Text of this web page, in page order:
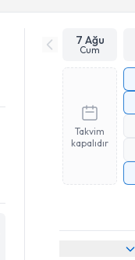
7 Ağu
Cum
Takvim
kapalıdır